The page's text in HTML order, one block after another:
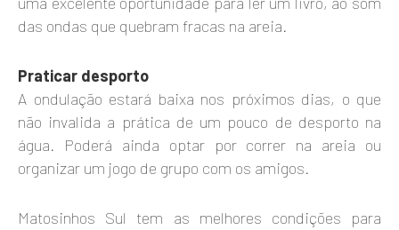
das ondas que quebram fracas na areia.
Praticar desporto
A ondulação estará baixa nos próximos dias, o que
não invalida a prática de um pouco de desporto na
água. Poderá ainda optar por correr na areia ou
organizar um jogo de grupo com os amigos.
Matosinhos Sul tem as melhores condições para